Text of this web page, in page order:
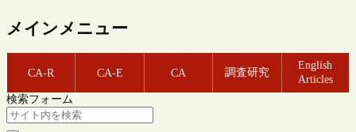
メインメニュー
CA-R CA-E CA 調査研究
English
Articles
検索フォーム